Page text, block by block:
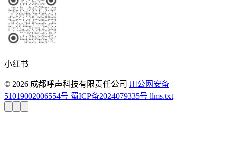
小红书
© 2026 成都呼声科技有限责任公司 川公网安备
51019002006554号 蜀ICP备2024079335号 llms.txt